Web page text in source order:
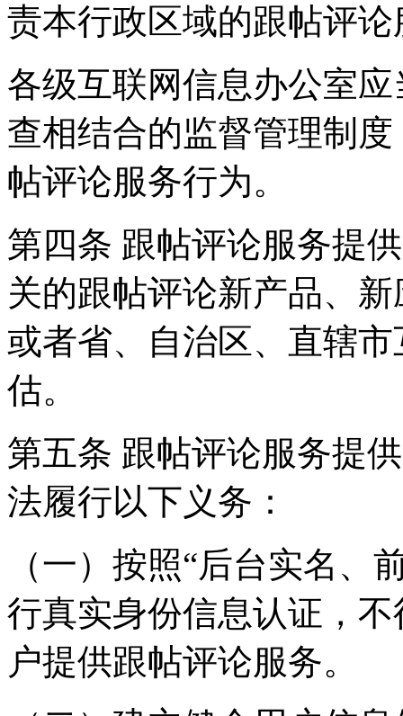
责本行政区域的跟帖评
各级互联网信息办公室
查相结合的监督管理制
帖评论服务行为。
第四条 跟帖评论服务提
关的跟帖评论新产品、
或者省、自治区、直辖
估。
第五条 跟帖评论服务提
法履行以下义务：
（一）按照“后台实名、
行真实身份信息认证，
户提供跟帖评论服务。